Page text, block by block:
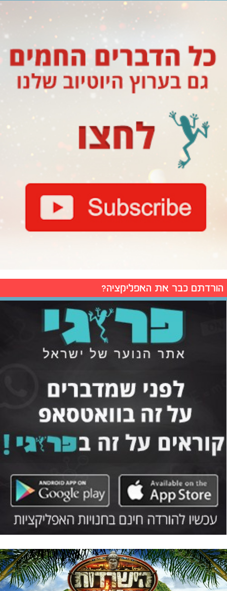
הורדתם כבר את האפליקציה?